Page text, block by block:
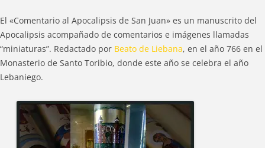
El «Comentario al Apocalipsis de San Juan» es un manuscrito del
Apocalipsis acompañado de comentarios e imágenes llamadas
“miniaturas”. Redactado por Beato de Liebana, en el año 766 en el
Monasterio de Santo Toribio, donde este año se celebra el año
Lebaniego.